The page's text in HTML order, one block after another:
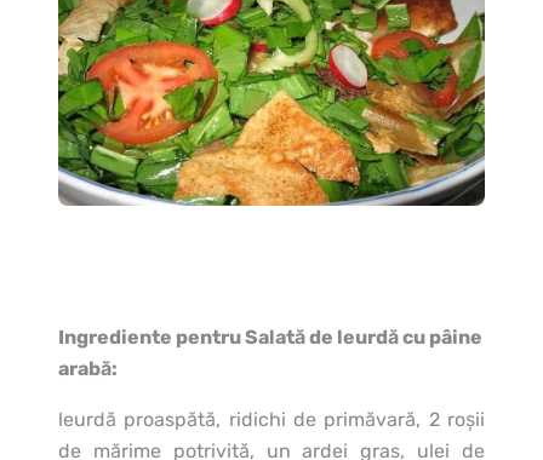
Ingrediente pentru Salată de leurdă cu pâine
arabă:
leurdă proaspătă, ridichi de primăvară, 2 roşii
de mărime potrivită, un ardei gras, ulei de